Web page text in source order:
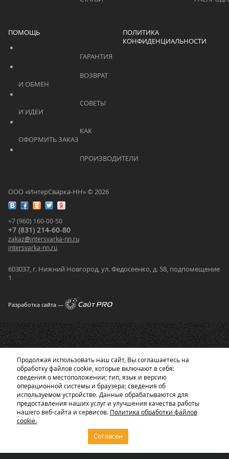
ООО «ИнтерСварка-НН» © 2026
+7 (960) 160-00-50
+7 (831) 214-60-80
zakaz@intersvarka-nn.ru
intersvarka-nn.ru
603037, г. Нижний Новгород, ул. Федосеенко, д. 58, подпомещение
1
Разработка сайта —
ПОМОЩЬ
ПОЛИТИКА
КОНФИДЕНЦИАЛЬНОСТИ
Каталог
Продолжая использовать наш сайт, Вы соглашаетесь на
обработку файлов cookie, которые включают в себя:
сведения о местоположении; тип, язык и версию
операционной системы и браузера; сведения об
используемом устройстве. Данные обрабатываются для
предоставления наших услуг и улучшения качества работы
нашего веб-сайта и сервисов. Политика обработки файлов
cookie.
Согласен